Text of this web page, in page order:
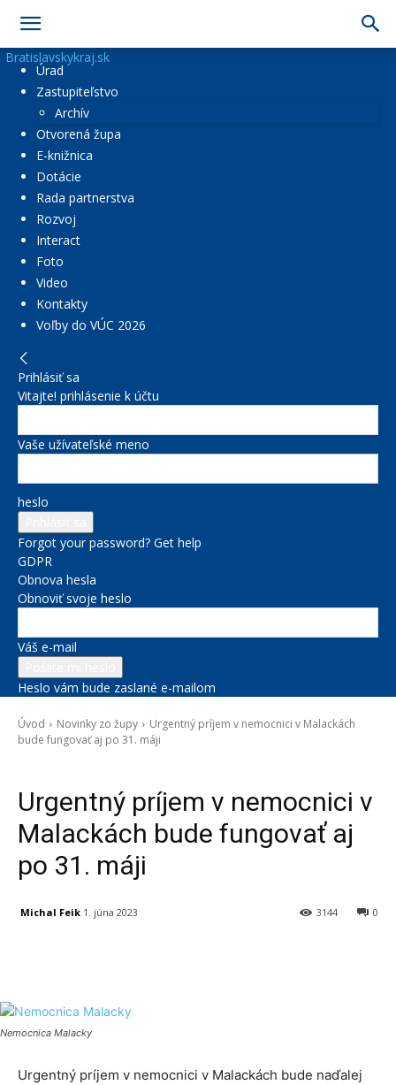
Bratislavskykraj.sk
Úrad
Zastupiteľstvo
Archív
Otvorená župa
E-knižnica
Dotácie
Rada partnerstva
Rozvoj
Interact
Foto
Video
Kontakty
Voľby do VÚC 2026
Prihlásiť sa
Vitajte! prihlásenie k účtu
Vaše užívateľské meno
heslo
Forgot your password? Get help
GDPR
Obnova hesla
Obnoviť svoje heslo
Váš e-mail
Heslo vám bude zaslané e-mailom
Úvod Novinky zo župy
Urgentný príjem v nemocnici v Malackách
bude fungovať aj po 31. máji
Urgentný príjem v nemocnici v
Malackách bude fungovať aj
po 31. máji
Michal Feik 1. júna 2023 0
3144
Nemocnica Malacky
Urgentný príjem v nemocnici v Malackách bude naďalej